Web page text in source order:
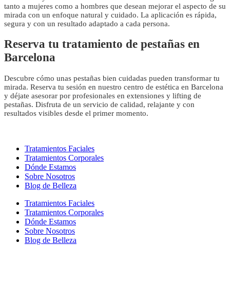
tanto a mujeres como a hombres que desean mejorar el aspecto de su
mirada con un enfoque natural y cuidado. La aplicación es rápida,
segura y con un resultado adaptado a cada persona.
Reserva tu tratamiento de pestañas en
Barcelona
Descubre cómo unas pestañas bien cuidadas pueden transformar tu
mirada. Reserva tu sesión en nuestro centro de estética en Barcelona
y déjate asesorar por profesionales en extensiones y lifting de
pestañas. Disfruta de un servicio de calidad, relajante y con
resultados visibles desde el primer momento.
Tratamientos Faciales
Tratamientos Corporales
Dónde Estamos
Sobre Nosotros
Blog de Belleza
Tratamientos Faciales
Tratamientos Corporales
Dónde Estamos
Sobre Nosotros
Blog de Belleza